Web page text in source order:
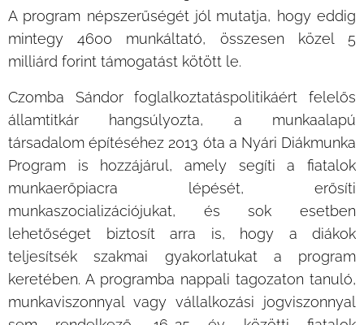
A program népszerűségét jól mutatja, hogy eddig
mintegy 4600 munkáltató, összesen közel 5
milliárd forint támogatást kötött le.
Czomba Sándor foglalkoztatáspolitikáért felelős
államtitkár hangsúlyozta, a munkaalapú
társadalom építéséhez 2013 óta a Nyári Diákmunka
Program is hozzájárul, amely segíti a fiatalok
munkaerőpiacra lépését, erősíti
munkaszocializációjukat, és sok esetben
lehetőséget biztosít arra is, hogy a diákok
teljesítsék szakmai gyakorlatukat a program
keretében. A programba nappali tagozaton tanuló,
munkaviszonnyal vagy vállalkozási jogviszonnyal